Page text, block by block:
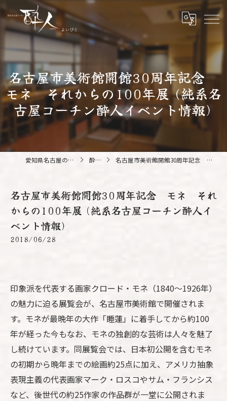
名古屋市美術館開館30周年記念
モネ それからの100年展 (純系名
古屋コーチン酔人イベント情報)
愛知県名古屋の鍋なら純系名古屋コーチン 酔人 酔人ブログ 名古屋市美術館開館30周年記念 モネ それからの100年展 (純系名古屋コーチン酔人イベント情報)
名古屋市美術館開館30周年記念 モネ それ
からの100年展 (純系名古屋コーチン酔人イ
ベント情報)
2018/06/28
印象派を代表する画家クロード・モネ（1840～1926年）
の魅力に迫る展覧会が、名古屋市美術館で開催されま
す。モネが最晩年の大作「睡蓮」に着手してから約100
年が経った今もなお、モネの独創的な芸術は人々を魅了
し続けています。同展覧会では、日本初公開を含むモネ
の初期から晩年までの絵画約25点に加え、アメリカ抽象
表現主義の代表画家マーク・ロスコやサム・フランシス
など、後世代の約25作家の作品群が一堂に公開されま